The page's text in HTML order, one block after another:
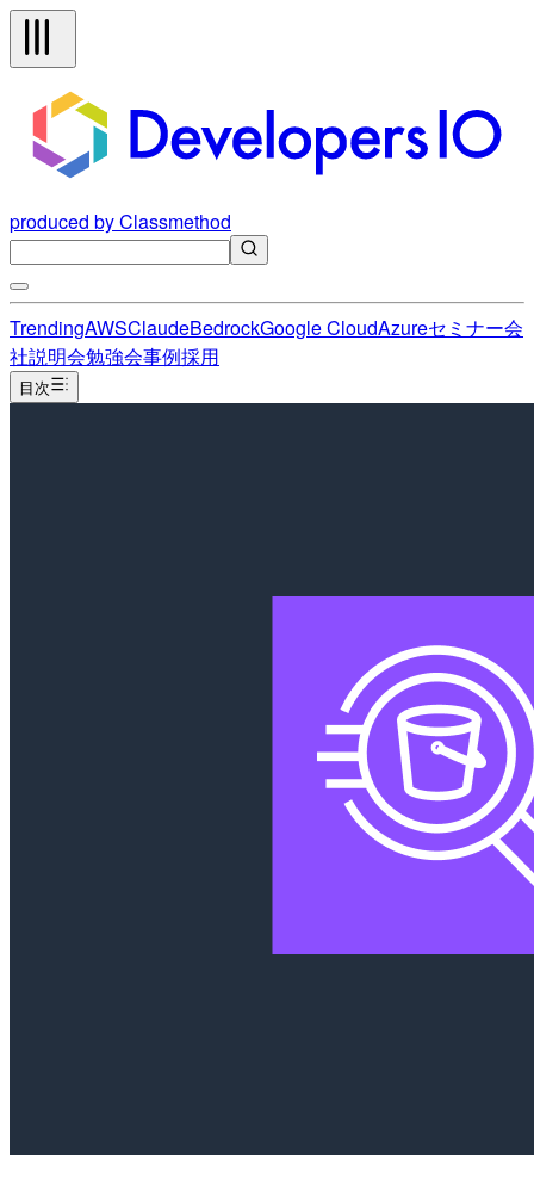
produced by Classmethod
TrendingAWSClaudeBedrockGoogle CloudAzureセミナー会
社説明会勉強会事例採用
目次